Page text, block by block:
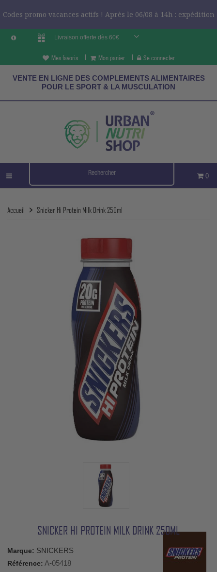
Codes promo vacances actifs ! Après le 06/08 à 14h : expédition
Livraison offerte dès 60€
Mes favoris Mon panier Se connecter
VENTE EN LIGNE DES COMPLEMENTS ALIMENTAIRES
POUR LE SPORT & LA MUSCULATION
0
Accueil Snicker Hi Protein Milk Drink 250ml
SNICKER HI PROTEIN MILK DRINK 250ML
Marque: SNICKERS
Référence: A-05418